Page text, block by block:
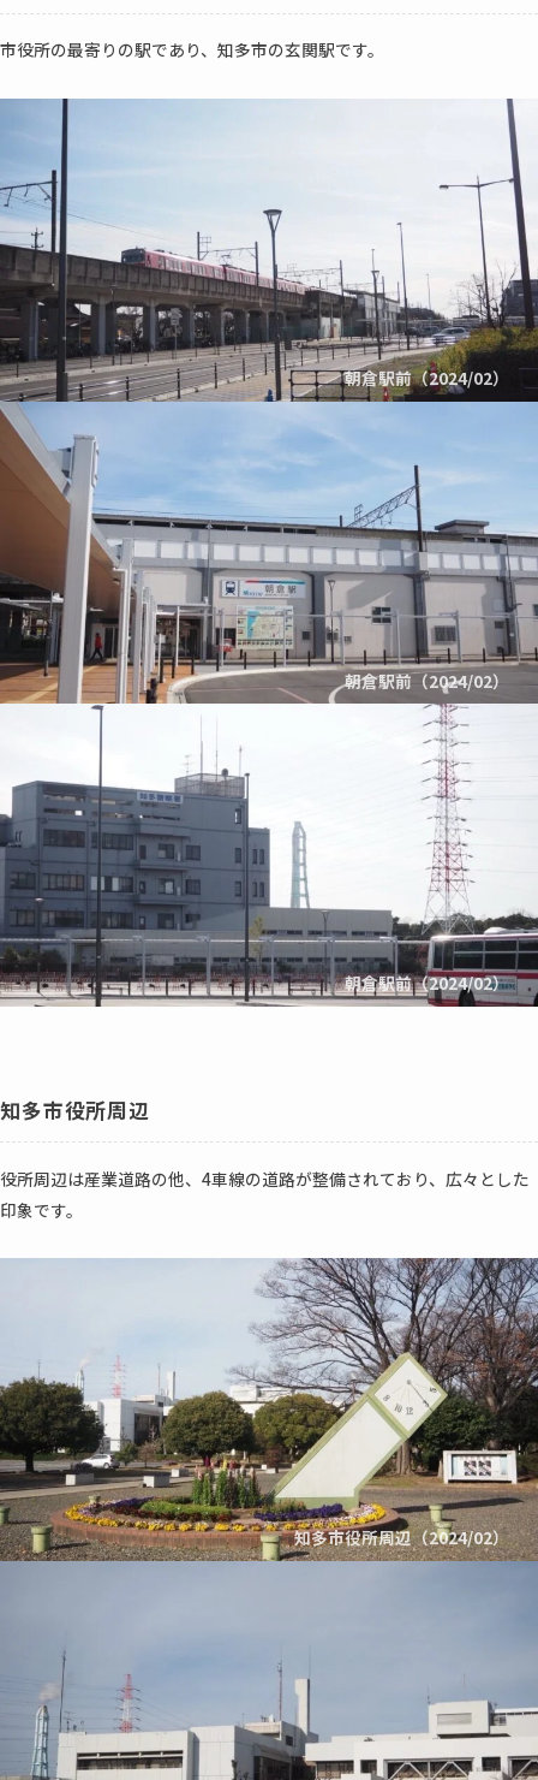
市役所の最寄りの駅であり、知多市の玄関駅です。
朝倉駅前（2024/02）
朝倉駅前（2024/02）
朝倉駅前（2024/02）
知多市役所周辺
役所周辺は産業道路の他、4車線の道路が整備されており、広々とした
印象です。
知多市役所周辺（2024/02）